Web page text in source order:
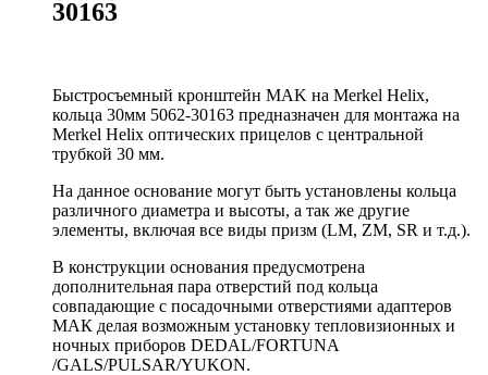
30163
Быстросъемный кронштейн MAK на Merkel Helix,
кольца 30мм 5062-30163 предназначен для монтажа на
Merkel Helix оптических прицелов с центральной
трубкой 30 мм.
На данное основание могут быть установлены кольца
различного диаметра и высоты, а так же другие
элементы, включая все виды призм (LM, ZM, SR и т.д.).
В конструкции основания предусмотрена
дополнительная пара отверстий под кольца
совпадающие с посадочными отверстиями адаптеров
МАК делая возможным установку тепловизионных и
ночных приборов DEDAL/FORTUNA
/GALS/PULSAR/YUKON.